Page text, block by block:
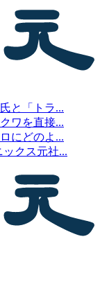
と「トラ...
ワを直接...
にどのよ...
クス元社...